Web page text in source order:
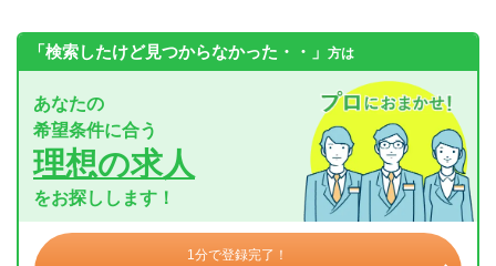
「検索したけど見つからなかった・・」 方は
あなたの
希望条件に合う
理想の求人
をお探しします！
1分で登録完了！